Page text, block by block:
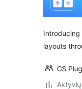
Introducing
layouts
GS